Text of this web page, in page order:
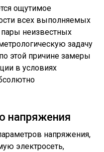
ощутимое
всех выполняемых
неизвестных
задачу
этой причине замеры
в условиях
напряжения
напряжения,
электросеть,